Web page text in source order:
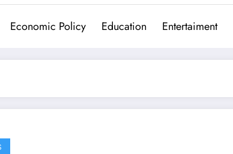
Economic Policy Education Entertaiment